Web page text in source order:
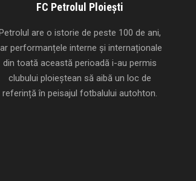
FC Petrolul Ploiești
are o istorie de peste 100 de ani,
performanțele interne și internaționale
din toată această perioadă i-au permis
clubului ploieștean să aibă un loc de
referință în peisajul fotbalului autohton.